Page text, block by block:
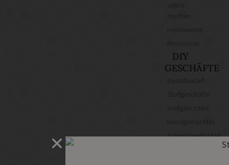
Heimwerken
DIY
GESCHÄFTE
Bastelbedarf
Stoffgeschäfte
Wollgeschäfte
Handgemachtes
Schneidereibedarf
Handarbeitszubehör